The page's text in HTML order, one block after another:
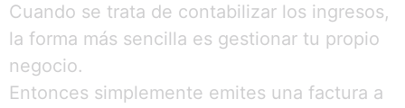
Cuando se trata de contabilizar los ingresos,
la forma más sencilla es gestionar tu propio
negocio.
Entonces simplemente emites una factura a